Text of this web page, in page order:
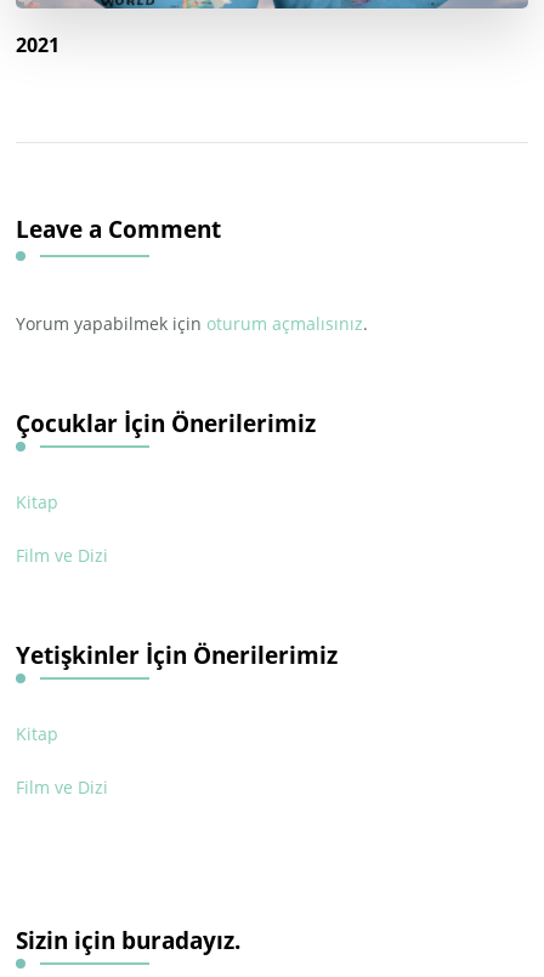
2021
Leave a Comment
Yorum yapabilmek için oturum açmalısınız.
Çocuklar İçin Önerilerimiz
Kitap
Film ve Dizi
Yetişkinler İçin Önerilerimiz
Kitap
Film ve Dizi
Sizin için buradayız.